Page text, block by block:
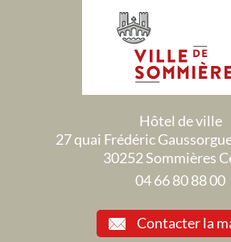
Hôtel de ville
27 quai Frédéric
30252 Sommières
04 66 80 88 00
Contacter la